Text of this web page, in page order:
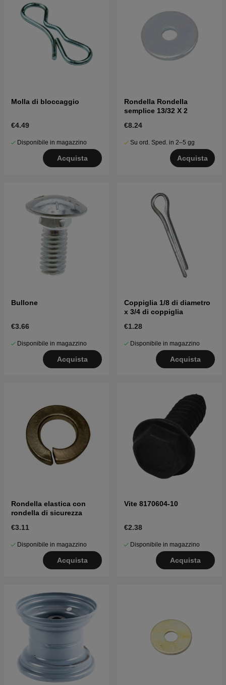
Molla di bloccaggio
€4.49
Disponibile in magazzino
Acquista
Rondella Rondella
semplice 13/32 X 2
€8.24
Su ord. Sped. in 2–5 gg
Acquista
Bullone
€3.66
Disponibile in magazzino
Acquista
Coppiglia 1/8 di diametro
x 3/4 di coppiglia
€1.28
Disponibile in magazzino
Acquista
Rondella elastica con
rondella di sicurezza
€3.11
Disponibile in magazzino
Acquista
Vite 8170604-10
€2.38
Disponibile in magazzino
Acquista